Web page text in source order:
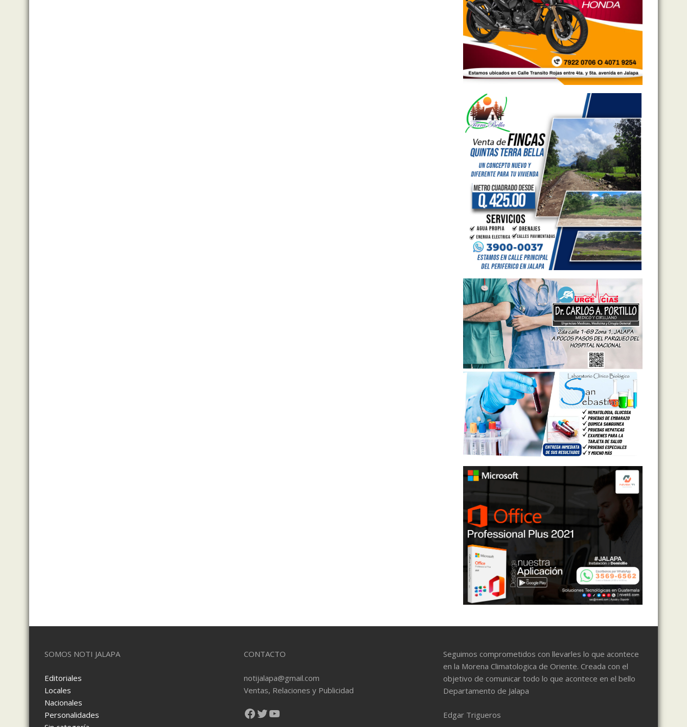
SOMOS NOTI JALAPA
Editoriales
Locales
Nacionales
Personalidades
CONTACTO
notijalapa@gmail.com
Ventas, Relaciones y Publicidad
Facebook
Twitter
YouTube
Seguimos comprometidos con llevarles lo que acontece
en la Morena Climatologica de Oriente. Creada con el
objetivo de comunicar todo lo que acontece en el bello
Departamento de Jalapa
Edgar Trigueros